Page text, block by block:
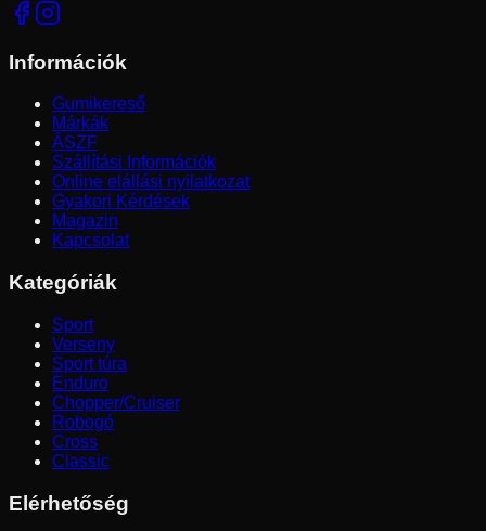
Információk
Gumikereső
Márkák
ÁSZF
Szállítási Információk
Online elállási nyilatkozat
Gyakori Kérdések
Magazin
Kapcsolat
Kategóriák
Sport
Verseny
Sport túra
Enduro
Chopper/Cruiser
Robogó
Cross
Classic
Elérhetőség